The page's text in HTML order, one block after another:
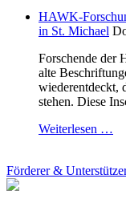
HAWK-
in St. Michael
Forschende der
alte
wiederentdeckt,
stehen. Diese
Weiterlesen …
Förderer &